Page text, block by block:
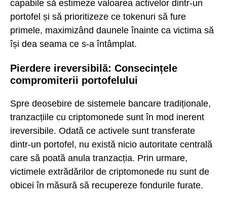
capabile să estimeze valoarea activelor dintr-un
portofel și să prioritizeze ce tokenuri să fure
primele, maximizând daunele înainte ca victima să
își dea seama ce s-a întâmplat.
Pierdere ireversibilă: Consecințele
compromiterii portofelului
Spre deosebire de sistemele bancare tradiționale,
tranzacțiile cu criptomonede sunt în mod inerent
ireversibile. Odată ce activele sunt transferate
dintr-un portofel, nu există nicio autoritate centrală
care să poată anula tranzacția. Prin urmare,
victimele extrădărilor de criptomonede nu sunt de
obicei în măsură să recupereze fondurile furate.